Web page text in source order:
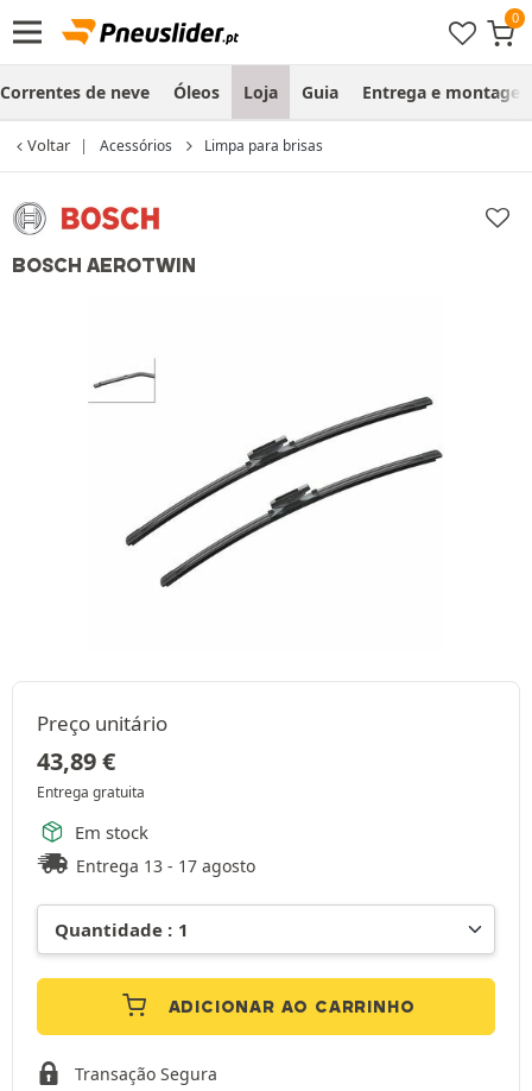
Correntes de neve Óleos Loja Guia Entrega e
Voltar Acessórios Limpa para brisas
BOSCH AEROTWIN
Preço unitário
43,89€
Entrega gratuita
Em stock
Entrega 13 - 17 agosto
ADICIONAR AO CARRINHO
Transação Segura